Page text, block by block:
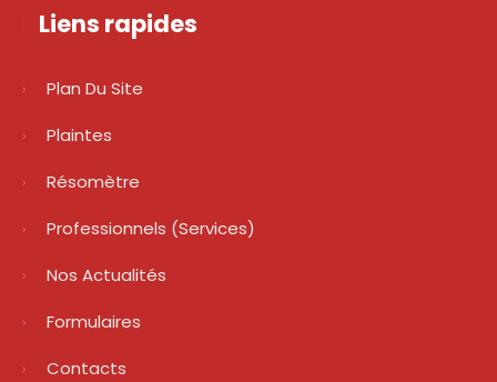
Liens rapides
Plan Du Site
Plaintes
Résomètre
Professionnels (services)
Nos Actualités
Formulaires
Contacts